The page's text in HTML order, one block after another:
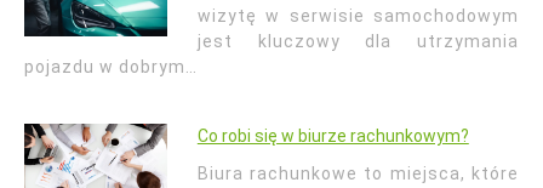
wizytę w serwisie samochodowym
jest kluczowy dla utrzymania
pojazdu w dobrym…
Co robi się w biurze rachunkowym?
Biura rachunkowe to miejsca, które